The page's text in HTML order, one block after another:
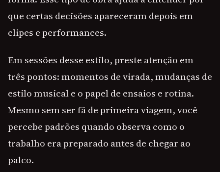
que certas decisões apareceram depois em
clipes e performances.
Em sessões desse estilo, preste atenção em
três pontos: momentos de virada, mudanças de
estilo musical e o papel de ensaios e rotina.
Mesmo sem ser fã de primeira viagem, você
percebe padrões quando observa como o
trabalho era preparado antes de chegar ao
palco.